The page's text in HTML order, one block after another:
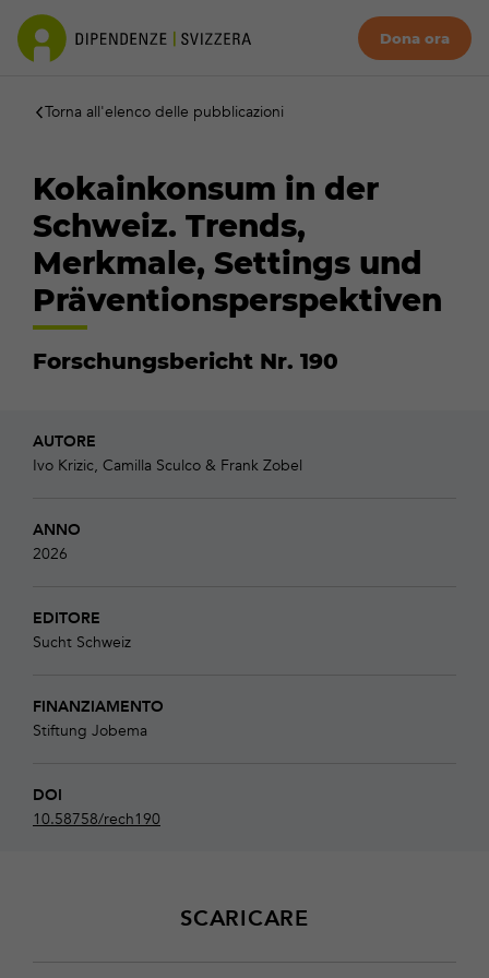
Dona ora
Torna all'elenco delle pubblicazioni
Kokainkonsum in der
Schweiz. Trends,
Merkmale, Settings und
Präventionsperspektiven
Forschungsbericht Nr. 190
AUTORE
Ivo Krizic, Camilla Sculco & Frank Zobel
ANNO
2026
EDITORE
Sucht Schweiz
FINANZIAMENTO
Stiftung Jobema
DOI
10.58758/rech190
SCARICARE